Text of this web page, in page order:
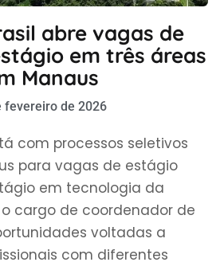
abre vagas de
em três áreas
Manaus
fevereiro de 2026
com processos seletivos
para vagas de estágio
em tecnologia da
cargo de coordenador de
voltadas a
com diferentes